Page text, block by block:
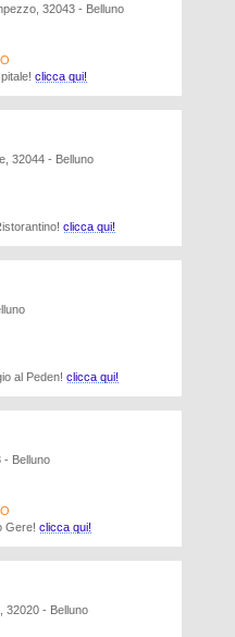
32043 - Belluno
clicca qui!
32044 - Belluno
clicca qui!
al Peden! clicca qui!
- Belluno
Gere! clicca qui!
32020 - Belluno